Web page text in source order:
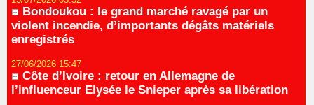
Bondoukou : le grand marché ravagé par un
violent incendie, d’importants dégâts matériels
enregistrés
27/06/2026 15:47
Côte d’Ivoire : retour en Allemagne de
l’influenceur Elysée le Snieper après sa libération